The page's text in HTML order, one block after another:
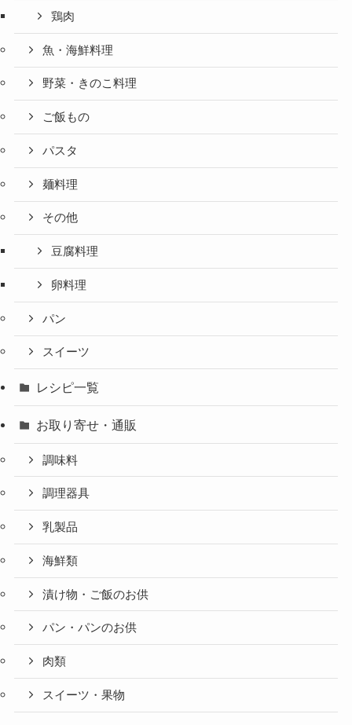
鶏肉
魚・海鮮料理
野菜・きのこ料理
ご飯もの
パスタ
麺料理
その他
豆腐料理
卵料理
パン
スイーツ
レシピ一覧
お取り寄せ・通販
調味料
調理器具
乳製品
海鮮類
漬け物・ご飯のお供
パン・パンのお供
肉類
スイーツ・果物